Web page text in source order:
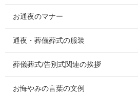
お通夜のマナー
通夜・葬儀葬式の服装
葬儀葬式/告別式関連の挨拶
お悔やみの言葉の文例